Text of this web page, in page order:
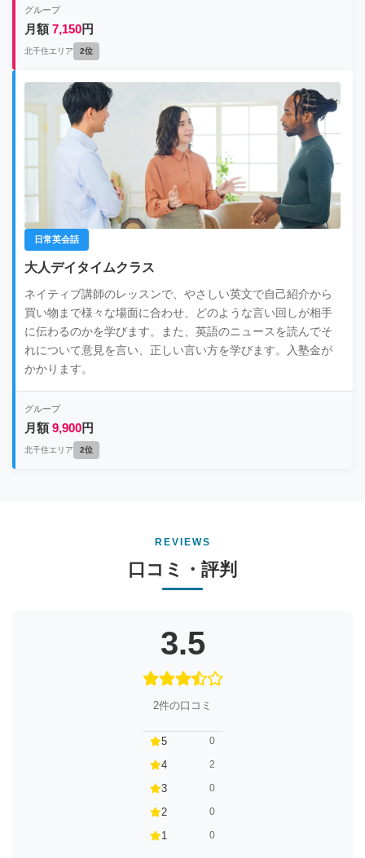
グループ
月額7,150円
北千住エリア 2位
日常英会話
大人デイタイムクラス
ネイティブ講師のレッスンで、やさしい英文で自己紹介から
買い物まで様々な場面に合わせ、どのような言い回しが相手
に伝わるのかを学びます。また、英語のニュースを読んでそ
れについて意見を言い、正しい言い方を学びます。入塾金が
かかります。
グループ
月額9,900円
北千住エリア 2位
REVIEWS
口コミ・評判
3.5
2件の口コミ
5 0
4 2
3 0
2 0
1 0